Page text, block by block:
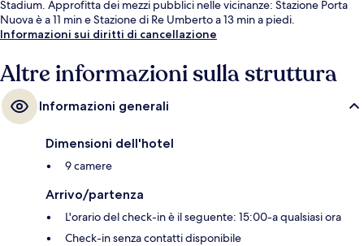
Stadium. Approfitta dei mezzi pubblici nelle vicinanze: Stazione Porta
Nuova è a 11 min e Stazione di Re Umberto a 13 min a piedi.
Informazioni sui diritti di cancellazione
Altre informazioni sulla struttura
Informazioni generali
Dimensioni dell'hotel
9 camere
Arrivo/partenza
L'orario del check-in è il seguente: 15:00-a qualsiasi ora
Check-in senza contatti disponibile